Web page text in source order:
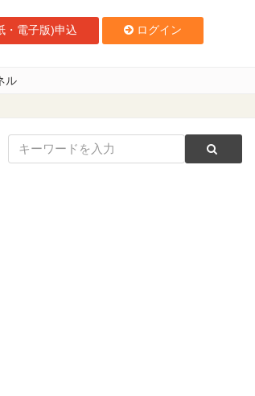
・電子版)申込 ログイン
ル